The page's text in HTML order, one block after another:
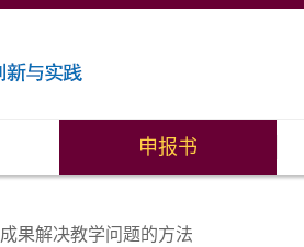
申报书
成果解决教学问题的方法